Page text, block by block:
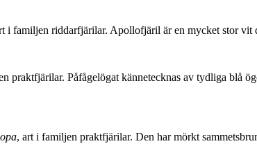
i familjen riddarfjärilar. Apollofjäril är en mycket stor vit
praktfjärilar. Påfågelögat kännetecknas av tydliga blå
, art i familjen praktfjärilar. Den har mörkt